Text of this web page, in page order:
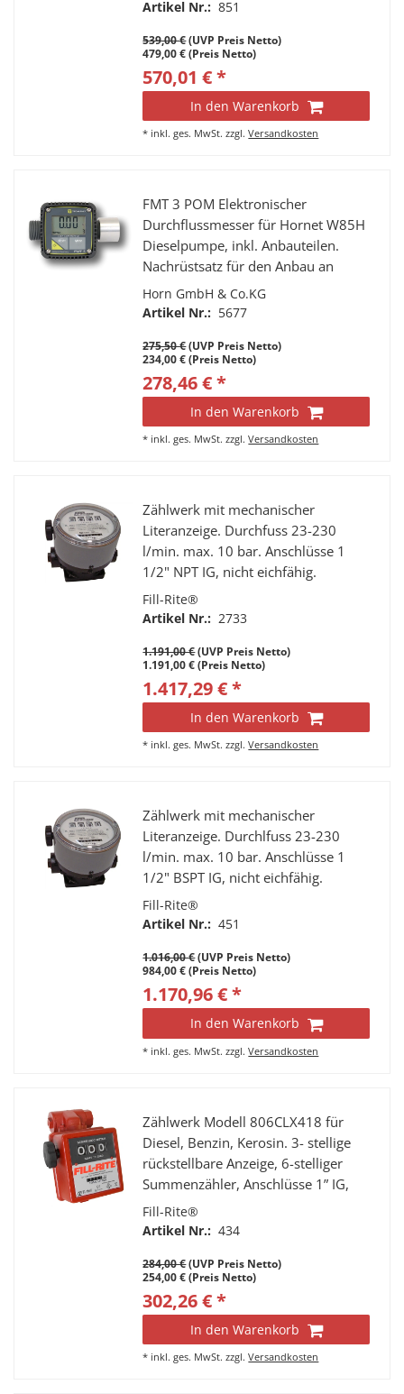
Artikel Nr.: 851
539,00 €(UVP Preis Netto)
479,00 € (Preis Netto)
570,01 € *
In den Warenkorb
* inkl. ges. MwSt. zzgl.Versandkosten
FMT 3 POM Elektronischer
Durchflussmesser für Hornet W85H
Dieselpumpe, inkl. Anbauteilen.
Nachrüstsatz für den Anbau an
W85H - für die schnelle und
unkomplizierte Nachrüstung.
Horn GmbH & Co.KG
Artikel Nr.: 5677
275,50 €(UVP Preis Netto)
234,00 € (Preis Netto)
278,46 € *
In den Warenkorb
* inkl. ges. MwSt. zzgl.Versandkosten
Zählwerk mit mechanischer
Literanzeige. Durchfuss 23-230
l/min. max. 10 bar. Anschlüsse 1
1/2" NPT IG, nicht eichfähig.
Fill-Rite®
Artikel Nr.: 2733
1.191,00 €(UVP Preis Netto)
1.191,00 € (Preis Netto)
1.417,29 € *
In den Warenkorb
* inkl. ges. MwSt. zzgl.Versandkosten
Zählwerk mit mechanischer
Literanzeige. Durchlfuss 23-230
l/min. max. 10 bar. Anschlüsse 1
1/2" BSPT IG, nicht eichfähig.
Fill-Rite®
Artikel Nr.: 451
1.016,00 €(UVP Preis Netto)
984,00 € (Preis Netto)
1.170,96 € *
In den Warenkorb
* inkl. ges. MwSt. zzgl.Versandkosten
Zählwerk Modell 806CLX418 für
Diesel, Benzin, Kerosin. 3- stellige
rückstellbare Anzeige, 6-stelliger
Summenzähler, Anschlüsse 1” IG,
Durchfluss 20 - 75 l/min.
Durchflussrichtung vertikal von
Schmutzfänger
Fill-Rite®
Artikel Nr.: 434
284,00 €(UVP Preis Netto)
254,00 € (Preis Netto)
302,26 € *
In den Warenkorb
* inkl. ges. MwSt. zzgl.Versandkosten